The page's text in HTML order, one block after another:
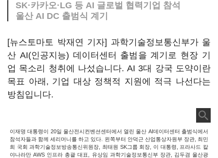
SK·카카오·LG 등 AI 글로벌 협력기업 참석
울산 AI DC 출범식 계기
[뉴스토마토 박재연 기자] 과학기술정보통신부가 울
산 AI(인공지능) 데이터센터 출범을 계기로 현장 기
업 목소리 청취에 나섰습니다. AI 3대 강국 도약이란
목표 아래, 기업 대상 정책적 지원에 적극 나선다는
방침입니다.
이재명 대통령이 20일 울산전시컨벤션센터에서 열린 울산 AI데이터센터 출범식에서
참석자들과 함께 세리머니를 하고 있다. 왼쪽부터 안덕근 산업통상자원부 장관, 최민
희 국회 과학기술정보방송통신위원장, 최태원 SK그룹 회장, 이 대통령, 프라사드 칼
야나라만 AWS 인프라 총괄 대표, 유상임 과학기술정보통신부 장관, 김두겸 울산광